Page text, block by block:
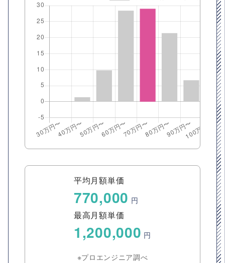
平均月額単価
770,000 円
最高月額単価
1,200,000 円
※プロエンジニア調べ